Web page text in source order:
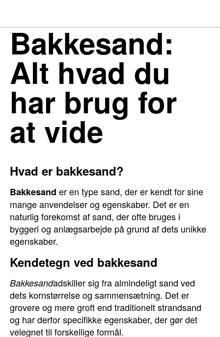
Bakkesand:
Alt hvad du
har brug for
at vide
Hvad er bakkesand?
Bakkesand er en type sand, der er kendt for sine
mange anvendelser og egenskaber. Det er en
naturlig forekomst af sand, der ofte bruges i
byggeri og anlægsarbejde på grund af dets unikke
egenskaber.
Kendetegn ved bakkesand
Bakkesandadskiller sig fra almindeligt sand ved
dets kornstørrelse og sammensætning. Det er
grovere og mere groft end traditionelt strandsand
og har derfor specifikke egenskaber, der gør det
velegnet til forskellige formål.